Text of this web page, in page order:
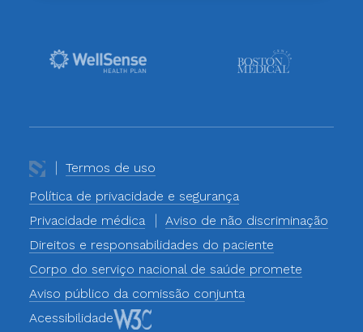
Termos de uso
Política de privacidade e segurança
Privacidade médica
Aviso de não discriminação
Direitos e responsabilidades do paciente
Corpo do serviço nacional de saúde promete
Aviso público da comissão conjunta
Acessibilidade